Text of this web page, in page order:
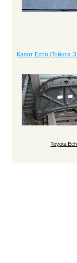
Капот Echo (Тойота
Toyota